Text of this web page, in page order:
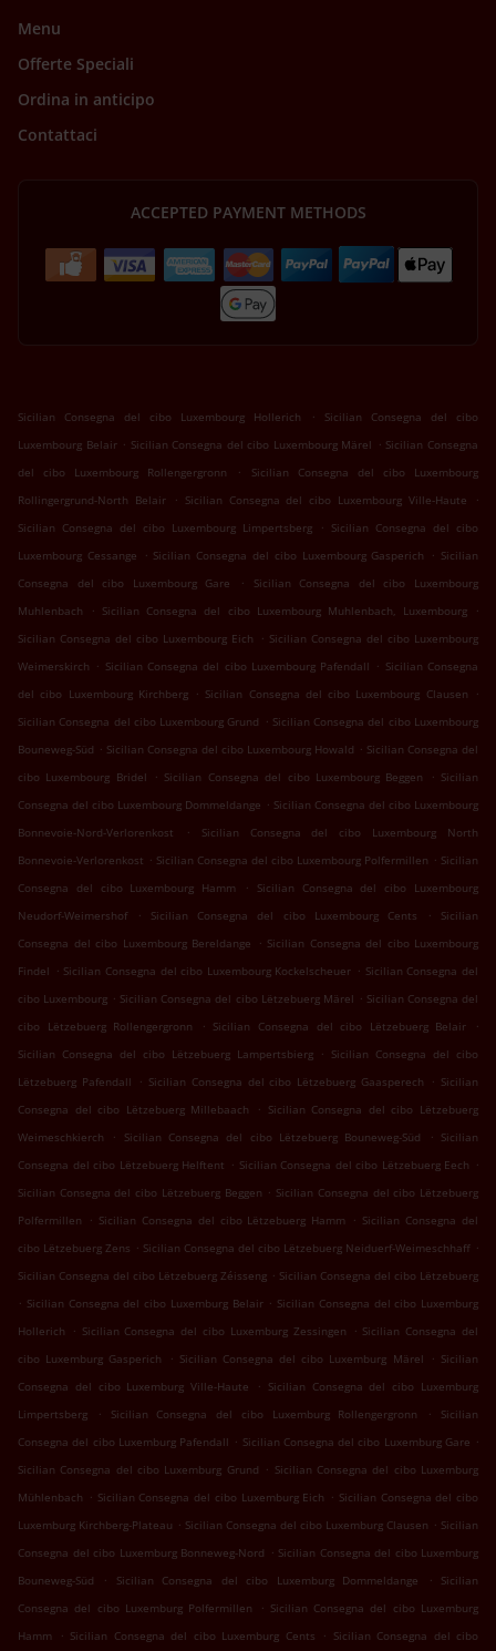
Menu
Offerte Speciali
Ordina in anticipo
Contattaci
ACCEPTED PAYMENT METHODS
Sicilian Consegna del cibo Luxembourg Hollerich .
Sicilian Consegna del cibo
Luxembourg Belair . Sicilian Consegna del cibo Luxembourg Märel . Sicilian Consegna
del cibo Luxembourg Rollengergronn
.
Sicilian Consegna del cibo Luxembourg
Rollingergrund-North Belair
. Sicilian Consegna del cibo Luxembourg Ville-Haute
.
Sicilian Consegna del cibo Luxembourg Limpertsberg
. Sicilian Consegna del cibo
Luxembourg Cessange
. Sicilian Consegna del cibo Luxembourg Gasperich . Sicilian
Consegna del cibo Luxembourg Gare
.
Sicilian Consegna del cibo Luxembourg
Muhlenbach
. Sicilian Consegna del cibo Luxembourg Muhlenbach, Luxembourg
.
Sicilian Consegna del cibo Luxembourg Eich
. Sicilian Consegna del cibo Luxembourg
Weimerskirch . Sicilian Consegna del cibo Luxembourg Pafendall . Sicilian Consegna
del cibo Luxembourg Kirchberg . Sicilian Consegna del cibo Luxembourg Clausen
.
Sicilian Consegna del cibo Luxembourg Grund . Sicilian Consegna del cibo Luxembourg
Bouneweg-Süd . Sicilian Consegna del cibo Luxembourg Howald . Sicilian Consegna del
cibo Luxembourg Bridel
. Sicilian Consegna del cibo Luxembourg Beggen . Sicilian
Consegna del cibo Luxembourg Dommeldange . Sicilian Consegna del cibo Luxembourg
Bonnevoie-Nord-Verlorenkost
.
Sicilian Consegna del cibo Luxembourg North
Bonnevoie-Verlorenkost . Sicilian Consegna del cibo Luxembourg Polfermillen . Sicilian
Consegna del cibo Luxembourg Hamm
.
Sicilian Consegna del cibo Luxembourg
Neudorf-Weimershof
. Sicilian Consegna del cibo Luxembourg Cents .
Sicilian
Consegna del cibo Luxembourg Bereldange
. Sicilian Consegna del cibo Luxembourg
Findel . Sicilian Consegna del cibo Luxembourg Kockelscheuer . Sicilian Consegna del
cibo Luxembourg . Sicilian Consegna del cibo Lëtzebuerg Märel . Sicilian Consegna del
cibo Lëtzebuerg Rollengergronn
. Sicilian Consegna del cibo Lëtzebuerg Belair
.
Sicilian Consegna del cibo Lëtzebuerg Lampertsbierg
. Sicilian Consegna del cibo
Lëtzebuerg Pafendall
. Sicilian Consegna del cibo Lëtzebuerg Gaasperech . Sicilian
Consegna del cibo Lëtzebuerg Millebaach
. Sicilian Consegna del cibo Lëtzebuerg
Weimeschkierch
. Sicilian Consegna del cibo Lëtzebuerg Bouneweg-Süd . Sicilian
Consegna del cibo Lëtzebuerg Helftent . Sicilian Consegna del cibo Lëtzebuerg Eech .
Sicilian Consegna del cibo Lëtzebuerg Beggen . Sicilian Consegna del cibo Lëtzebuerg
Polfermillen
. Sicilian Consegna del cibo Lëtzebuerg Hamm . Sicilian Consegna del
cibo Lëtzebuerg Zens . Sicilian Consegna del cibo Lëtzebuerg Neiduerf-Weimeschhaff .
Sicilian Consegna del cibo Lëtzebuerg Zéisseng . Sicilian Consegna del cibo Lëtzebuerg
. Sicilian Consegna del cibo Luxemburg Belair . Sicilian Consegna del cibo Luxemburg
Hollerich
. Sicilian Consegna del cibo Luxemburg Zessingen . Sicilian Consegna del
cibo Luxemburg Gasperich
. Sicilian Consegna del cibo Luxemburg Märel . Sicilian
Consegna del cibo Luxemburg Ville-Haute
. Sicilian Consegna del cibo Luxemburg
Limpertsberg
. Sicilian Consegna del cibo Luxemburg Rollengergronn .
Sicilian
Consegna del cibo Luxemburg Pafendall . Sicilian Consegna del cibo Luxemburg Gare .
Sicilian Consegna del cibo Luxemburg Grund . Sicilian Consegna del cibo Luxemburg
Mühlenbach . Sicilian Consegna del cibo Luxemburg Eich . Sicilian Consegna del cibo
Luxemburg Kirchberg-Plateau . Sicilian Consegna del cibo Luxemburg Clausen . Sicilian
Consegna del cibo Luxemburg Bonneweg-Nord . Sicilian Consegna del cibo Luxemburg
Bouneweg-Süd
. Sicilian Consegna del cibo Luxemburg Dommeldange .
Sicilian
Consegna del cibo Luxemburg Polfermillen
. Sicilian Consegna del cibo Luxemburg
Hamm
. Sicilian Consegna del cibo Luxemburg Cents . Sicilian Consegna del cibo